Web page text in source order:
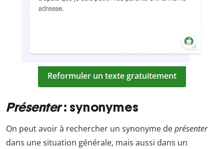
Reformuler un texte gratuitement
Présenter: synonymes
On peut avoir à rechercher un synonyme deprésenter
dans une situation générale, mais aussi dans un